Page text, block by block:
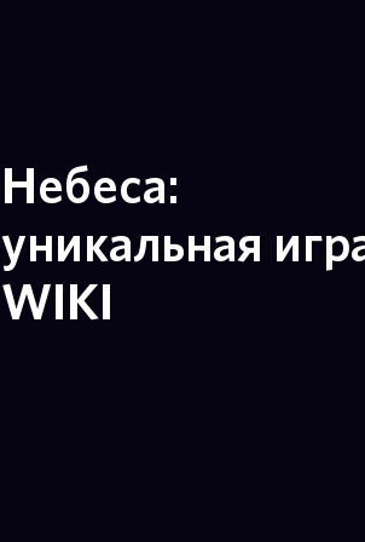
Небеса:
уникальная
WIKI